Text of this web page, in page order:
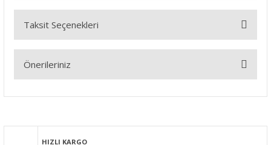
Bu ürüne ilk yorumu siz yapın!
Taksit Seçenekleri
Önerileriniz
Görüş ve önerileriniz için teşekkür ederiz.
HIZLI KARGO